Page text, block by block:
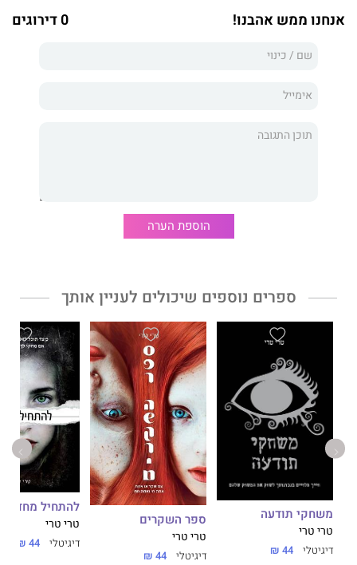
אבל האמת שקיילה מבקשת נואשות מזעזעת יותר מכפי שהייתה
את שלושת ספרי הסדרה אפשר להשיג גם במארז במחיר משתלם
אנחנו ממש אהבנו! 0 דירוגים
הוספת הערה
ספרים נוספים שיכולים לעניין אותך
משחקי תודעה
טרי טרי
דיגיטלי 44 ₪
ספר השקרים
טרי טרי
דיגיטלי 44 ₪
להתחיל מחדש
טרי טרי
דיגיטלי 44 ₪